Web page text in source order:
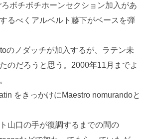
ボチボチホーンセクション加入があ
るべくアルベルト藤下がベースを弾
のノダッチが加入するが、ラテン未
のだろうと思う。2000年11月までよ
をきっかけにMaestro nomurandoと
山口の手が復調するまでの間の